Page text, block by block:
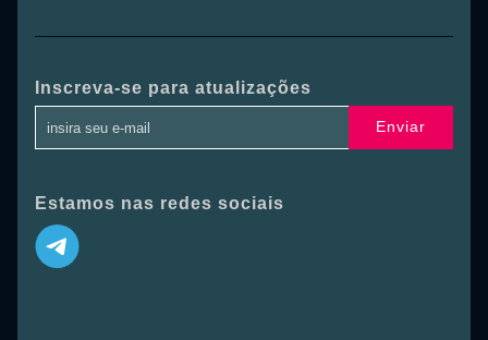
Inscreva-se para atualizações
Enviar
Estamos nas redes sociais